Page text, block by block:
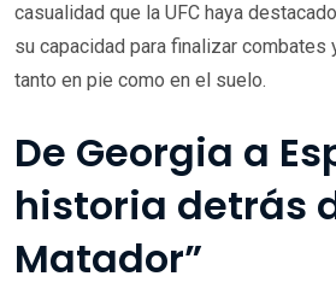
casualidad que la UFC haya
su capacidad para finalizar
tanto en pie como en el suelo.
De Georgia a
historia detrás
Matador”